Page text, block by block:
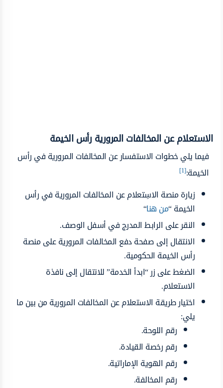
الاستعلام عن المخالفات المرورية رأس الخيمة
فيما يلي خطوات الاستفسار عن المخالفات المرورية في رأس
الخيمة:[1]
زيارة منصة الاسِتعلام عن المخالفات المرورية في رأس
الخيمة “من هنا“
النقر على الرابط المدرج في أسفل الوصف.
الانتقال إلى صفحة دفع المخالفات المرورية على منصة
رأس الخيمة الحكومية.
الضغط على زر “ابدأ الخدمة” للانتقال إلى نافذة
الاستعلام.
اختيار طريقة الاستعلام عن المخالفات المرورية من بين ما
يلي:
رقم اللوحة.
رقم رخصة القيادة.
رقم الهوية الإماراتية.
رقم المخالفة.